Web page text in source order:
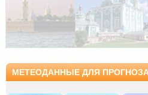
МЕТЕОДАННЫЕ ДЛЯ ПРОГНОЗА